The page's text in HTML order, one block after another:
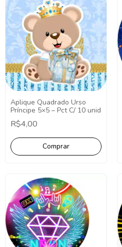
Aplique Quadrado Urso
Príncipe 5×5 – Pct C/ 10 unid
R$4,00